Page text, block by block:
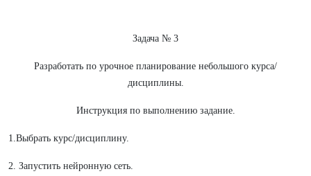
Задача № 3
Разработать по урочное планирование небольшого курса/
дисциплины.
Инструкция по выполнению задание.
1.Выбрать курс/дисциплину.
2. Запустить нейронную сеть.